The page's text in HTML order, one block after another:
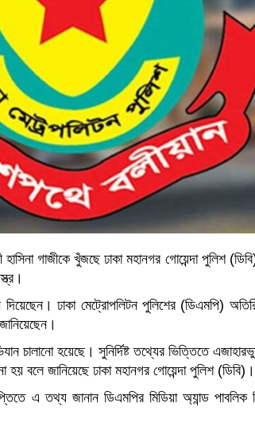
হাসিনা গাজীকে খুঁজছে ঢাকা মহানগর গোয়েন্দা পুলিশ
দিয়েছেন। ঢাকা মেট্রোপলিটন পুলিশের (ডিএমপি)
চালানো হয়েছে। সুনির্দিষ্ট তথ্যের ভিত্তিতে
বলে জানিয়েছে ঢাকা মহানগর গোয়েন্দা পুলিশ (ডিবি)।
এ তথ্য জানান ডিএমপির মিডিয়া অ্যান্ড পাবলিক